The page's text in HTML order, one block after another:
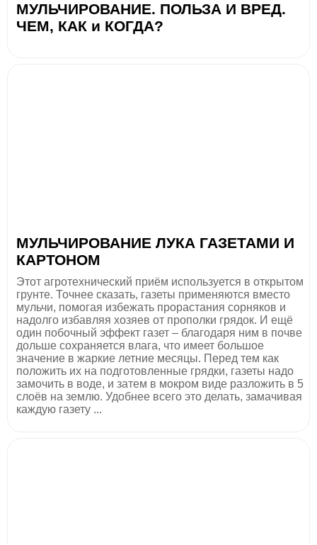
МУЛЬЧИРОВАНИЕ. ПОЛЬЗА И ВРЕД.
ЧЕМ, КАК и КОГДА?
МУЛЬЧИРОВАНИЕ ЛУКА ГАЗЕТАМИ И
КАРТОНОМ
Этот агротехнический приём используется в открытом
грунте. Точнее сказать, газеты применяются вместо
мульчи, помогая избежать прорастания сорняков и
надолго избавляя хозяев от прополки грядок. И ещё
один побочный эффект газет – благодаря ним в почве
дольше сохраняется влага, что имеет большое
значение в жаркие летние месяцы. Перед тем как
положить их на подготовленные грядки, газеты надо
замочить в воде, и затем в мокром виде разложить в 5
слоёв на землю. Удобнее всего это делать, замачивая
каждую газету ...